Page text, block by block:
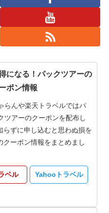
になる！パックツアーの
ポン情報
らんや楽天トラベルではパ
ツアーのクーポンを配布し
らずに申し込むと思わぬ損を
ーポン情報をまとめまし
ベル Yahooトラベル